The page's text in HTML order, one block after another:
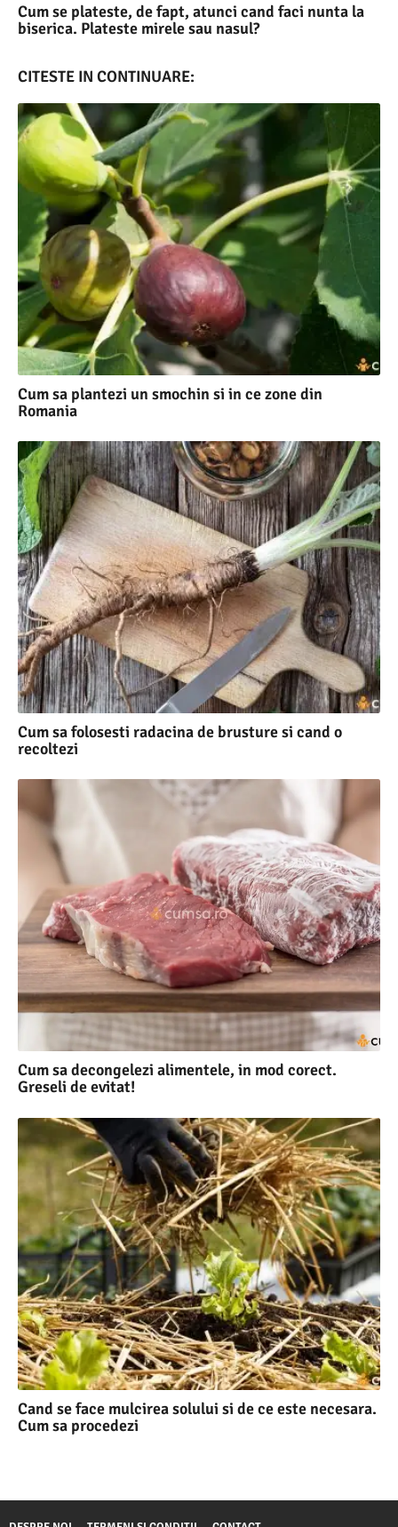
Cum se plateste, de fapt, atunci cand faci nunta la
biserica. Plateste mirele sau nasul?
CITESTE IN CONTINUARE:
Cum sa plantezi un smochin si in ce zone din
Romania
Cum sa folosesti radacina de brusture si cand o
recoltezi
Cum sa decongelezi alimentele, in mod corect.
Greseli de evitat!
Cand se face mulcirea solului si de ce este necesara.
Cum sa procedezi